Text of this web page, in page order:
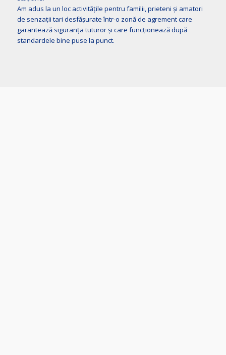
Am adus la un loc activitățile pentru familii, prieteni și amatori
de senzații tari desfășurate într-o zonă de agrement care
garantează siguranța tuturor și care funcționează după
standardele bine puse la punct.